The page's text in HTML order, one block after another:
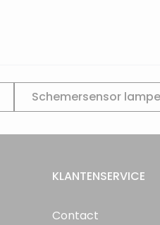
Schemersensor
KLANTENSERVICE
Contact